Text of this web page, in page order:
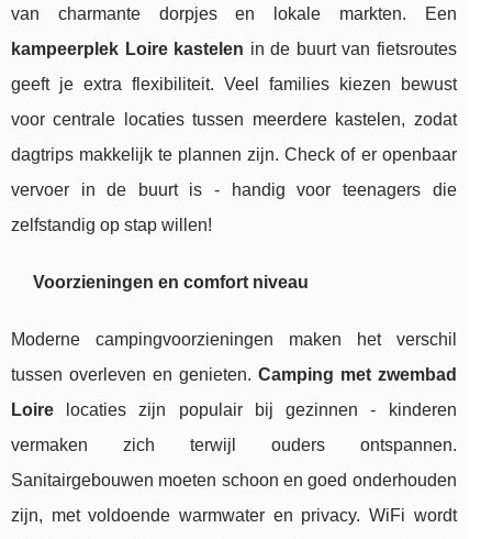
van charmante dorpjes en lokale markten. Een
kampeerplek Loire kastelen in de buurt van fietsroutes
geeft je extra flexibiliteit. Veel families kiezen bewust
voor centrale locaties tussen meerdere kastelen, zodat
dagtrips makkelijk te plannen zijn. Check of er openbaar
vervoer in de buurt is - handig voor teenagers die
zelfstandig op stap willen!
Voorzieningen en comfort niveau
Moderne campingvoorzieningen maken het verschil
tussen overleven en genieten. Camping met zwembad
Loire locaties zijn populair bij gezinnen - kinderen
vermaken zich terwijl ouders ontspannen.
Sanitairgebouwen moeten schoon en goed onderhouden
zijn, met voldoende warmwater en privacy. WiFi wordt